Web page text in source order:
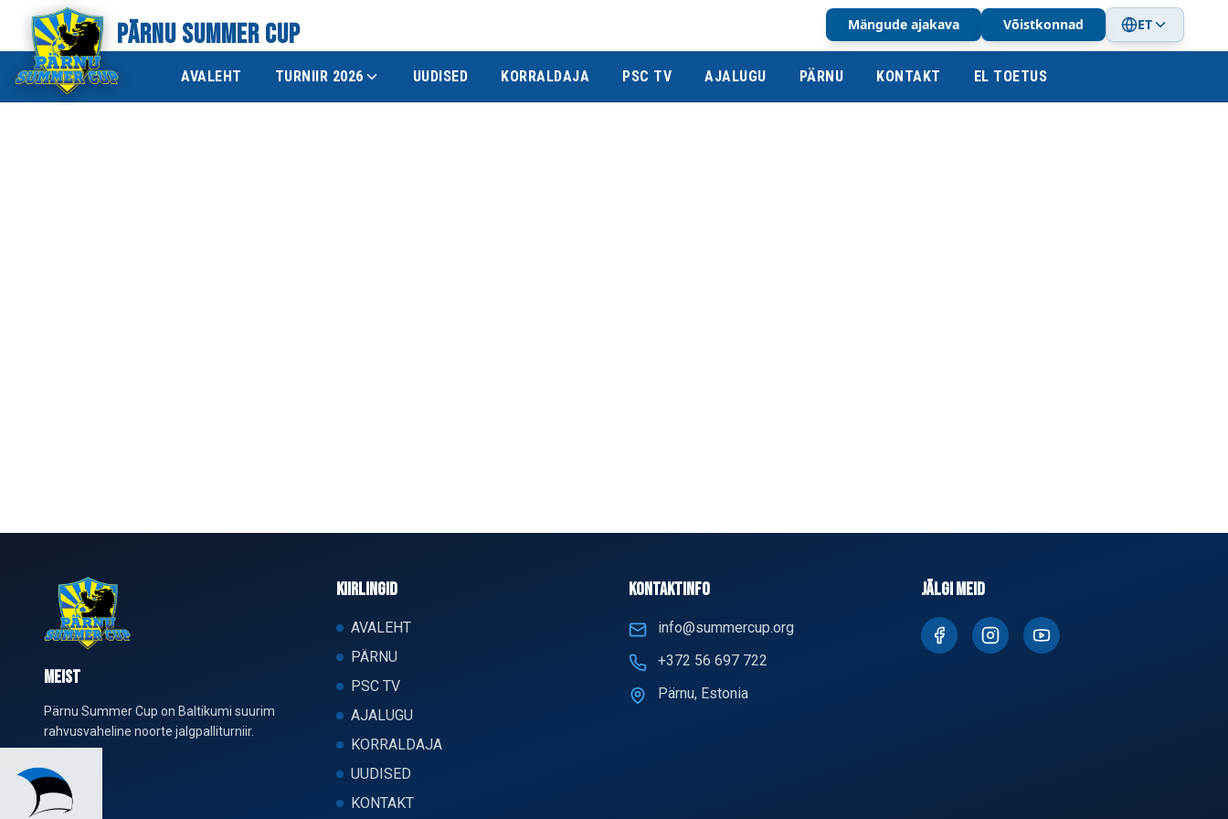
PÄRNU SUMMER CUP Mängude ajakava Võistkonnad ET
AVALEHT TURNIIR 2026 UUDISED KORRALDAJA PSC TV AJALUGU PÄRNU KONTAKT EL TOETUS
MEIST
Pärnu Summer Cup on Baltikumi suurim
rahvusvaheline noorte jalgpalliturniir.
KIIRLINGID
AVALEHT
PÄRNU
PSC TV
AJALUGU
KORRALDAJA
UUDISED
KONTAKT
KONTAKTINFO
info@summercup.org
+372 56 697 722
Pärnu, Estonia
JÄLGI MEID